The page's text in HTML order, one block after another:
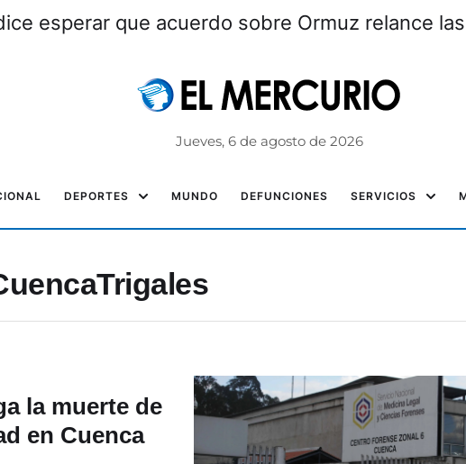
Pakistán dice esperar que acuerdo sobre
Jueves, 6 de agosto de 2026
DEPORTES MUNDO DEFUNCIONES SERVICIOS
la muerte de
en Cuenca